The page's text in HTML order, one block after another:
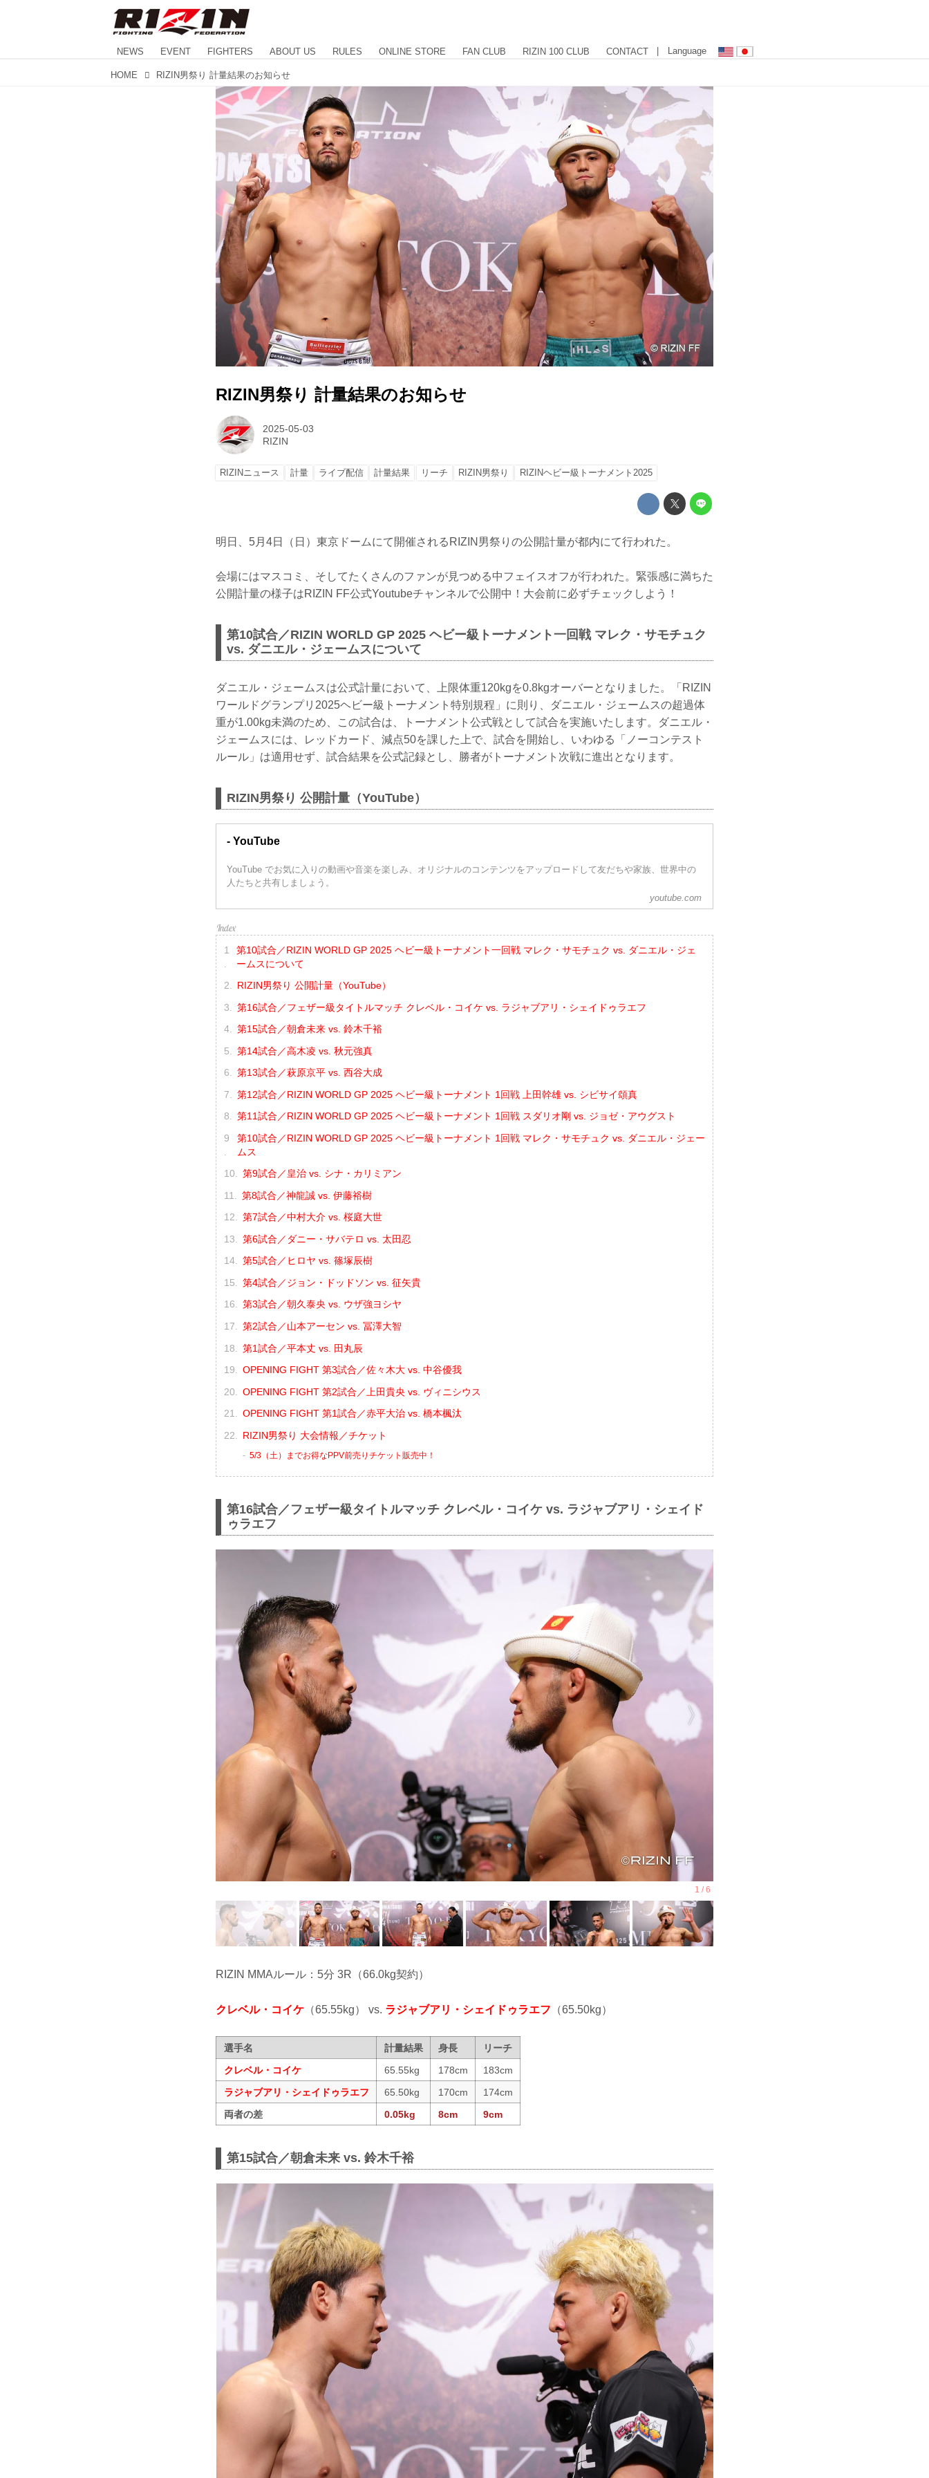
NEWS EVENT FIGHTERS ABOUT US RULES ONLINE STORE FAN CLUB RIZIN 100 CLUB CONTACT | Language
HOME RIZIN男祭り 計量結果のお知らせ
RIZIN男祭り 計量結果のお知らせ
2025-05-03
RIZIN
RIZINニュース 計量 ライブ配信 計量結果 リーチ RIZIN男祭り RIZINヘビー級トーナメント2025
明日、5月4日（日）東京ドームにて開催されるRIZIN男祭りの公開計量が都内にて行われた。
会場にはマスコミ、そしてたくさんのファンが見つめる中フェイスオフが行われた。緊張感に満ちた
公開計量の様子はRIZIN FF公式Youtubeチャンネルで公開中！大会前に必ずチェックしよう！
第10試合／RIZIN WORLD GP 2025 ヘビー級トーナメント一回戦 マレク・サモチュク
vs. ダニエル・ジェームスについて
ダニエル・ジェームスは公式計量において、上限体重120kgを0.8kgオーバーとなりました。「RIZIN
ワールドグランプリ2025ヘビー級トーナメント特別規程」に則り、ダニエル・ジェームスの超過体
重が1.00kg未満のため、この試合は、トーナメント公式戦として試合を実施いたします。ダニエル・
ジェームスには、レッドカード、減点50を課した上で、試合を開始し、いわゆる「ノーコンテスト
ルール」は適用せず、試合結果を公式記録とし、勝者がトーナメント次戦に進出となります。
RIZIN男祭り 公開計量（YouTube）
- YouTube
YouTube でお気に入りの動画や音楽を楽しみ、オリジナルのコンテンツをアップロードして友だちや家族、世界中の
人たちと共有しましょう。
youtube.com
第10試合／RIZIN WORLD GP 2025 ヘビー級トーナメント一回戦 マレク・サモチュク vs. ダニエル・ジェ
ームスについて
RIZIN男祭り 公開計量（YouTube）
第16試合／フェザー級タイトルマッチ クレベル・コイケ vs. ラジャブアリ・シェイドゥラエフ
第15試合／朝倉未来 vs. 鈴木千裕
第14試合／高木凌 vs. 秋元強真
第13試合／萩原京平 vs. 西谷大成
第12試合／RIZIN WORLD GP 2025 ヘビー級トーナメント 1回戦 上田幹雄 vs. シビサイ頌真
第11試合／RIZIN WORLD GP 2025 ヘビー級トーナメント 1回戦 スダリオ剛 vs. ジョゼ・アウグスト
第10試合／RIZIN WORLD GP 2025 ヘビー級トーナメント 1回戦 マレク・サモチュク vs. ダニエル・ジェー
ムス
第9試合／皇治 vs. シナ・カリミアン
第8試合／神龍誠 vs. 伊藤裕樹
第7試合／中村大介 vs. 桜庭大世
第6試合／ダニー・サバテロ vs. 太田忍
第5試合／ヒロヤ vs. 篠塚辰樹
第4試合／ジョン・ドッドソン vs. 征矢貴
第3試合／朝久泰央 vs. ウザ強ヨシヤ
第2試合／山本アーセン vs. 冨澤大智
第1試合／平本丈 vs. 田丸辰
OPENING FIGHT 第3試合／佐々木大 vs. 中谷優我
OPENING FIGHT 第2試合／上田貴央 vs. ヴィニシウス
OPENING FIGHT 第1試合／赤平大治 vs. 橋本楓汰
RIZIN男祭り 大会情報／チケット
5/3（土）までお得なPPV前売りチケット販売中！
第16試合／フェザー級タイトルマッチ クレベル・コイケ vs. ラジャブアリ・シェイド
ゥラエフ
RIZIN MMAルール：5分 3R（66.0kg契約）
クレベル・コイケ （65.55kg） vs. ラジャブアリ・シェイドゥラエフ （65.50kg）
選手名 計量結果 身長
リーチ
クレベル・コイケ
65.55kg 178cm
183cm
ラジャブアリ・シェイドゥラエフ
65.50kg 170cm
174cm
両者の差
0.05kg 8cm 9cm
第15試合／朝倉未来 vs. 鈴木千裕